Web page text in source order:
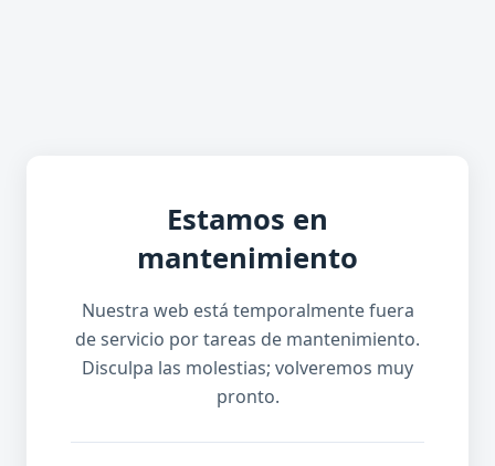
Estamos en
mantenimiento
Nuestra web está temporalmente fuera
de servicio por tareas de mantenimiento.
Disculpa las molestias; volveremos muy
pronto.